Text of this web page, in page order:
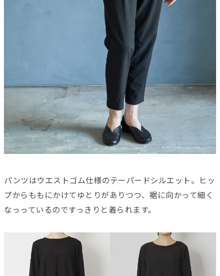
パンツはウエストゴム仕様のテーパードシルエット。ヒッ
プからももにかけてゆとりがありつつ、裾に向かって細く
なっっているのですっきりと着られます。